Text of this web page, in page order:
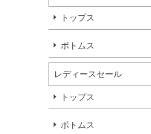
トップス
ボトムス
レディースセール
トップス
ボトムス